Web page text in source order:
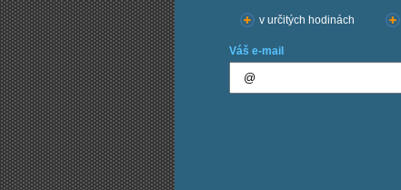
v určitých hodinách
Váš e-mail